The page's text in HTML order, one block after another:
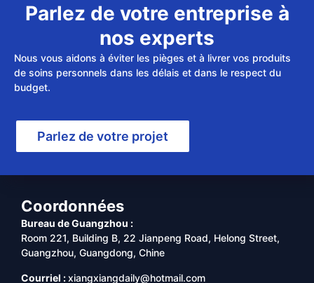
Parlez de votre entreprise à
nos experts
Nous vous aidons à éviter les pièges et à livrer vos produits
de soins personnels dans les délais et dans le respect du
budget.
Parlez de votre projet
Coordonnées
Bureau de Guangzhou :
Room 221, Building B, 22 Jianpeng Road, Helong Street,
Guangzhou, Guangdong, Chine
Courriel :xiangxiangdaily@hotmail.com